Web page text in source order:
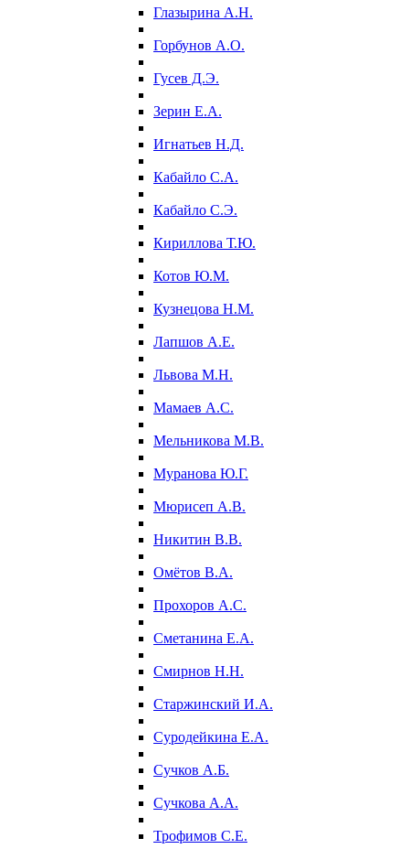
Глазырина А.Н.
Горбунов А.О.
Гусев Д.Э.
Зерин Е.А.
Игнатьев Н.Д.
Кабайло С.А.
Кабайло С.Э.
Кириллова Т.Ю.
Котов Ю.М.
Кузнецова Н.М.
Лапшов А.Е.
Львова М.Н.
Мамаев А.С.
Мельникова М.В.
Муранова Ю.Г.
Мюрисеп А.В.
Никитин В.В.
Омётов В.А.
Прохоров А.С.
Сметанина Е.А.
Смирнов Н.Н.
Старжинский И.А.
Суродейкина Е.А.
Сучков А.Б.
Сучкова А.А.
Трофимов С.Е.